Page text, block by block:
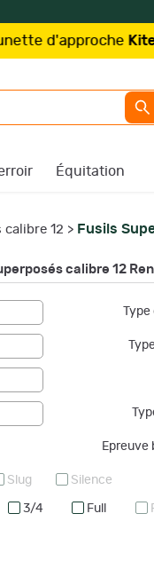
Kite
Équitation
calibre 12 > Fusils
calibre 12
Epreuve
Slug Silence
3/4 Full